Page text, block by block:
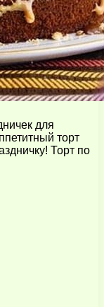
для
торт
Торт по